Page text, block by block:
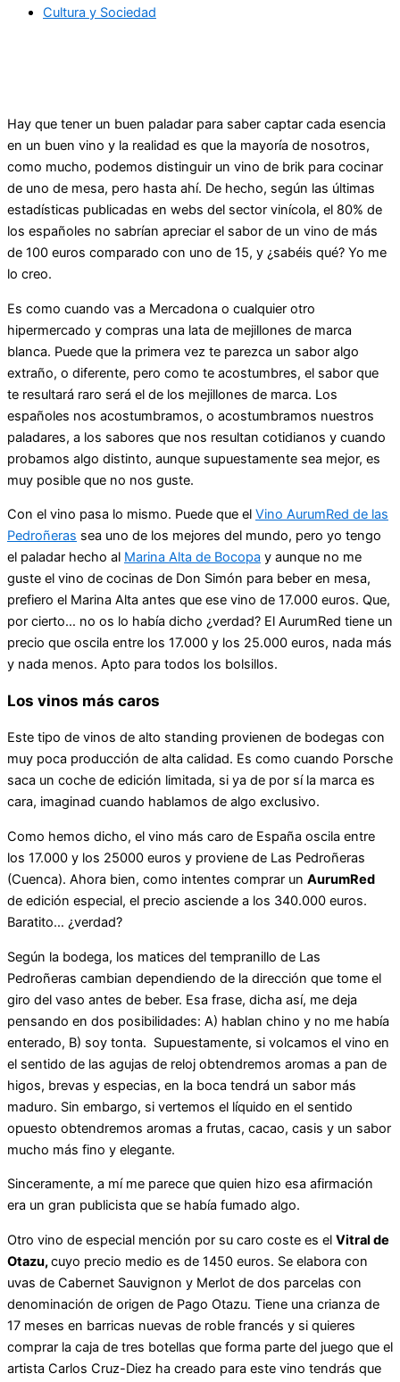
Cultura y Sociedad
Hay que tener un buen paladar para saber captar cada esencia
en un buen vino y la realidad es que la mayoría de nosotros,
como mucho, podemos distinguir un vino de brik para cocinar
de uno de mesa, pero hasta ahí. De hecho, según las últimas
estadísticas publicadas en webs del sector vinícola, el 80% de
los españoles no sabrían apreciar el sabor de un vino de más
de 100 euros comparado con uno de 15, y ¿sabéis qué? Yo me
lo creo.
Es como cuando vas a Mercadona o cualquier otro
hipermercado y compras una lata de mejillones de marca
blanca. Puede que la primera vez te parezca un sabor algo
extraño, o diferente, pero como te acostumbres, el sabor que
te resultará raro será el de los mejillones de marca. Los
españoles nos acostumbramos, o acostumbramos nuestros
paladares, a los sabores que nos resultan cotidianos y cuando
probamos algo distinto, aunque supuestamente sea mejor, es
muy posible que no nos guste.
Con el vino pasa lo mismo. Puede que el Vino AurumRed de las
Pedroñeras sea uno de los mejores del mundo, pero yo tengo
el paladar hecho al Marina Alta de Bocopa y aunque no me
guste el vino de cocinas de Don Simón para beber en mesa,
prefiero el Marina Alta antes que ese vino de 17.000 euros. Que,
por cierto… no os lo había dicho ¿verdad? El AurumRed tiene un
precio que oscila entre los 17.000 y los 25.000 euros, nada más
y nada menos. Apto para todos los bolsillos.
Los vinos más caros
Este tipo de vinos de alto standing provienen de bodegas con
muy poca producción de alta calidad. Es como cuando Porsche
saca un coche de edición limitada, si ya de por sí la marca es
cara, imaginad cuando hablamos de algo exclusivo.
Como hemos dicho, el vino más caro de España oscila entre
los 17.000 y los 25000 euros y proviene de Las Pedroñeras
(Cuenca). Ahora bien, como intentes comprar un AurumRed
de edición especial, el precio asciende a los 340.000 euros.
Baratito… ¿verdad?
Según la bodega, los matices del tempranillo de Las
Pedroñeras cambian dependiendo de la dirección que tome el
giro del vaso antes de beber. Esa frase, dicha así, me deja
pensando en dos posibilidades: A) hablan chino y no me había
enterado, B) soy tonta. Supuestamente, si volcamos el vino en
el sentido de las agujas de reloj obtendremos aromas a pan de
higos, brevas y especias, en la boca tendrá un sabor más
maduro. Sin embargo, si vertemos el líquido en el sentido
opuesto obtendremos aromas a frutas, cacao, casis y un sabor
mucho más fino y elegante.
Sinceramente, a mí me parece que quien hizo esa afirmación
era un gran publicista que se había fumado algo.
Otro vino de especial mención por su caro coste es el Vitral de
Otazu,cuyo precio medio es de 1450 euros. Se elabora con
uvas de Cabernet Sauvignon y Merlot de dos parcelas con
denominación de origen de Pago Otazu. Tiene una crianza de
17 meses en barricas nuevas de roble francés y si quieres
comprar la caja de tres botellas que forma parte del juego que el
artista Carlos Cruz-Diez ha creado para este vino tendrás que